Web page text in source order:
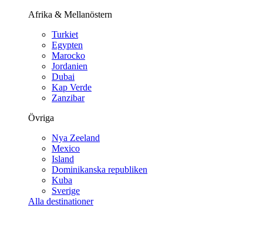
Afrika & Mellanöstern
Turkiet
Egypten
Marocko
Jordanien
Dubai
Kap Verde
Zanzibar
Övriga
Nya Zeeland
Mexico
Island
Dominikanska republiken
Kuba
Sverige
Alla destinationer